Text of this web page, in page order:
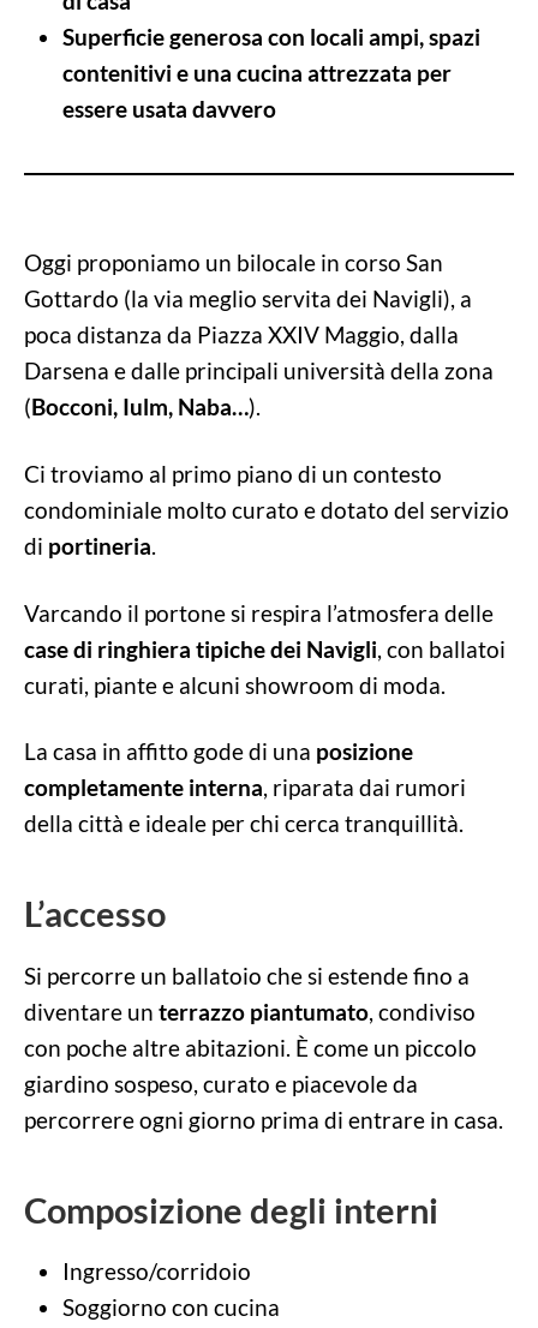
Superficie generosa con locali ampi, spazi
contenitivi e una cucina attrezzata per
essere usata davvero
Oggi proponiamo un bilocale in corso San
Gottardo (la via meglio servita dei Navigli), a
poca distanza da Piazza XXIV Maggio, dalla
Darsena e dalle principali università della zona
(Bocconi, Iulm, Naba…).
Ci troviamo al primo piano di un contesto
condominiale molto curato e dotato del servizio
di portineria.
Varcando il portone si respira l’atmosfera delle
case di ringhiera tipiche dei Navigli, con ballatoi
curati, piante e alcuni showroom di moda.
La casa in affitto gode di una posizione
completamente interna, riparata dai rumori
della città e ideale per chi cerca tranquillità.
L’accesso
Si percorre un ballatoio che si estende fino a
diventare un terrazzo piantumato, condiviso
con poche altre abitazioni. È come un piccolo
giardino sospeso, curato e piacevole da
percorrere ogni giorno prima di entrare in casa.
Composizione degli interni
Ingresso/corridoio
Soggiorno con cucina